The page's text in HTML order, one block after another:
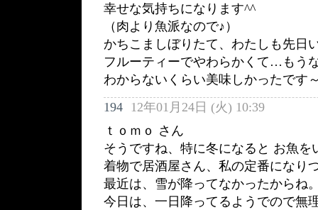
幸せな気持ちになります^^
（肉より魚派なので♪）
かちこましぼりたて、わたしも先日
フルーティーでやわらかくて…もう
わからないくらい美味しかったです
194
12年01月24日 (火) 10:39
ｔｏｍｏ さん
そうですね、特に冬になると お魚を
着物で居酒屋さん、私の定番になり
最近は、雪が降ってなかったからね
今日は、一日降ってるようでので無